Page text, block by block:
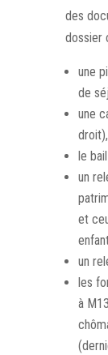
des
dossier
une
de
une
droit),
le
un
et
un
les
à